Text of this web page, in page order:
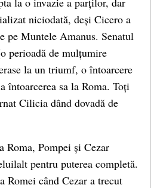
niciodată, deși Cicero a
pe Muntele Amanus. Senatul
perioadă de mulțumire
la un triumf, o întoarcere
întoarcerea sa la Roma. Toți
Cilicia dând dovadă de
Roma, Pompei și Cezar
pentru puterea completă.
Romei când Cezar a trecut